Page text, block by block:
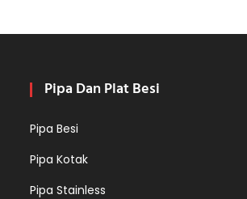
Pipa Dan Plat Besi
Pipa Besi
Pipa Kotak
Pipa Stainless